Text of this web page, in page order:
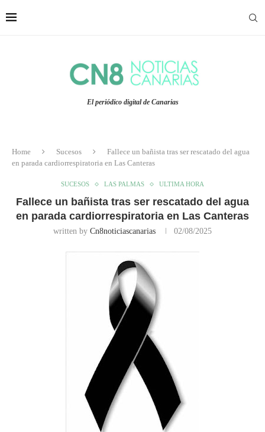
El periódico digital de Canarias
Home Sucesos
Fallece un bañista tras ser rescatado del agua
en parada cardiorrespiratoria en Las Canteras
SUCESOS LAS PALMAS ULTIMA HORA
Fallece un bañista tras ser rescatado del agua
en parada cardiorrespiratoria en Las Canteras
written by Cn8noticiascanarias 02/08/2025